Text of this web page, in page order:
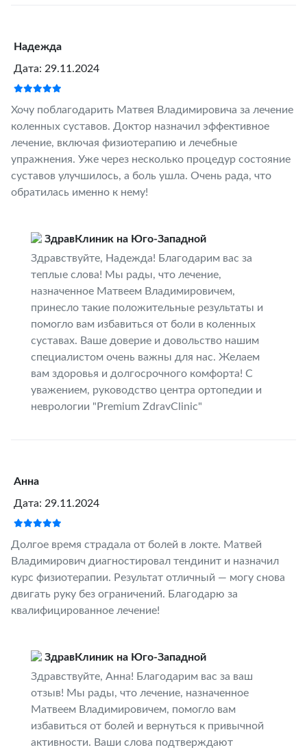
Надежда
Дата: 29.11.2024
Хочу поблагодарить Матвея Владимировича за лечение
коленных суставов. Доктор назначил эффективное
лечение, включая физиотерапию и лечебные
упражнения. Уже через несколько процедур состояние
суставов улучшилось, а боль ушла. Очень рада, что
обратилась именно к нему!
ЗдравКлиник на Юго-Западной
Здравствуйте, Надежда! Благодарим вас за
теплые слова! Мы рады, что лечение,
назначенное Матвеем Владимировичем,
принесло такие положительные результаты и
помогло вам избавиться от боли в коленных
суставах. Ваше доверие и довольство нашим
специалистом очень важны для нас. Желаем
вам здоровья и долгосрочного комфорта! С
уважением, руководство центра ортопедии и
неврологии "Premium ZdravClinic"
Анна
Дата: 29.11.2024
Долгое время страдала от болей в локте. Матвей
Владимирович диагностировал тендинит и назначил
курс физиотерапии. Результат отличный — могу снова
двигать руку без ограничений. Благодарю за
квалифицированное лечение!
ЗдравКлиник на Юго-Западной
Здравствуйте, Анна! Благодарим вас за ваш
отзыв! Мы рады, что лечение, назначенное
Матвеем Владимировичем, помогло вам
избавиться от болей и вернуться к привычной
активности. Ваши слова подтверждают